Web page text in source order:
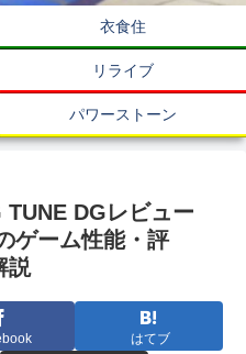
衣食住
リライブ
パワーストーン
DGレビュー
ゲーム性能・評
説
はてブ